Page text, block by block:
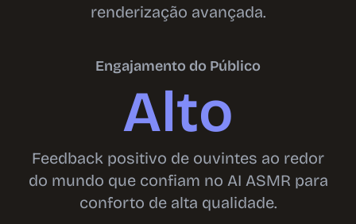
renderização avançada.
Engajamento do Público
Alto
Feedback positivo de ouvintes ao redor
do mundo que confiam no AI ASMR para
conforto de alta qualidade.